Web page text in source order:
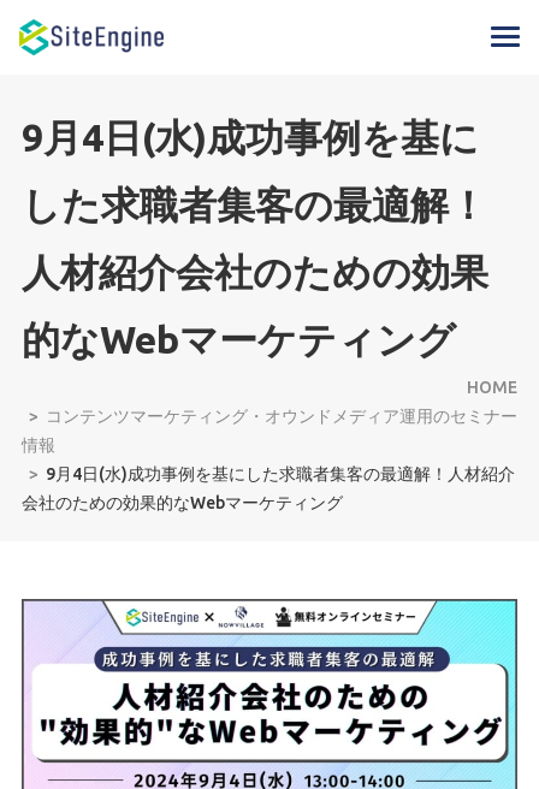
9月4日(水)成功事例を基に
した求職者集客の最適解！
人材紹介会社のための効果
的なWebマーケティング
HOME
コンテンツマーケティング・オウンドメディア運用のセミナー
情報
9月4日(水)成功事例を基にした求職者集客の最適解！人材紹介
会社のための効果的なWebマーケティング